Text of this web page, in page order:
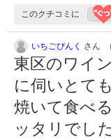
このクチコミに
いちごぴんく さん
東区のワイ
に伺いとて
焼いて食べ
ッタリでし